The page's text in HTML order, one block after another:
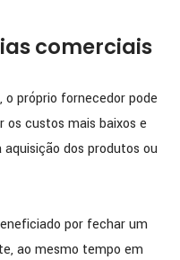
comerciais
o próprio fornecedor pode
custos mais baixos e
dos produtos ou
por fechar um
ao mesmo tempo em